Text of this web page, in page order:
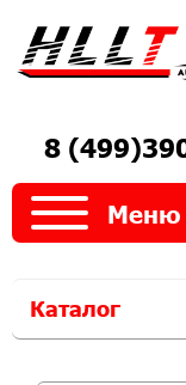
8
Меню
Каталог